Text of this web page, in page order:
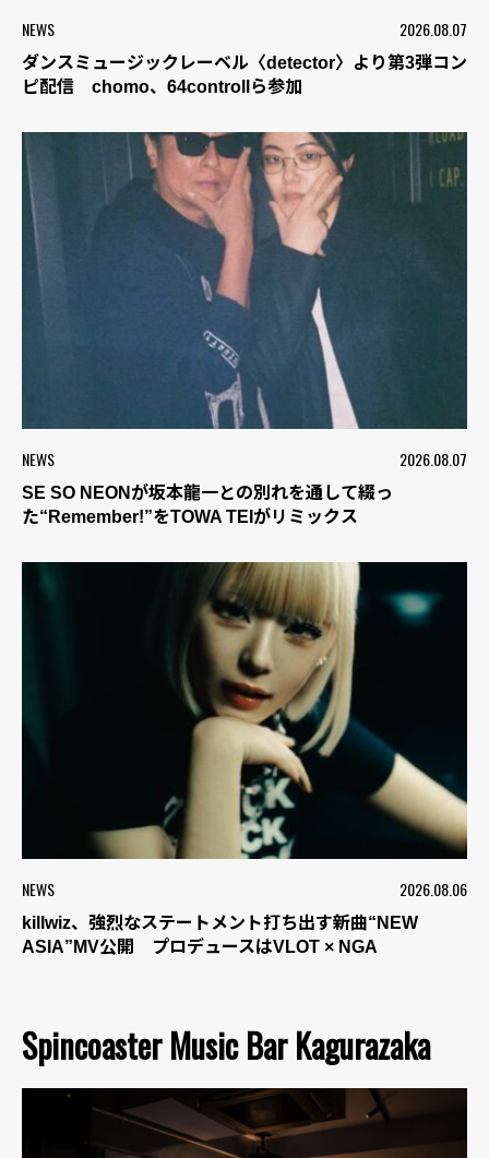
NEWS 2026.08.07
ダンスミュージックレーベル〈detector〉より第3弾コン
ピ配信 chomo、64controllら参加
NEWS 2026.08.07
SE SO NEONが坂本龍一との別れを通して綴っ
た“Remember!”をTOWA TEIがリミックス
NEWS 2026.08.06
killwiz、強烈なステートメント打ち出す新曲“NEW
ASIA”MV公開 プロデュースはVLOT × NGA
Spincoaster Music Bar Kagurazaka